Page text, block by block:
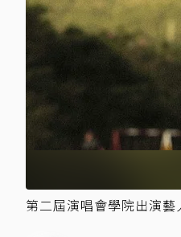
第二屆演唱會學院出演